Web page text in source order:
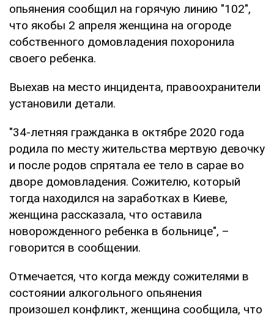
опьянения сообщил на горячую линию "102",
что якобы 2 апреля женщина на огороде
собственного домовладения похоронила
своего ребенка.
Выехав на место инцидента, правоохранители
установили детали.
"34-летняя гражданка в октябре 2020 года
родила по месту жительства мертвую девочку
и после родов спрятала ее тело в сарае во
дворе домовладения. Сожителю, который
тогда находился на заработках в Киеве,
женщина рассказала, что оставила
новорожденного ребенка в больнице", –
говорится в сообщении.
Отмечается, что когда между сожителями в
состоянии алкогольного опьянения
произошел конфликт, женщина сообщила, что